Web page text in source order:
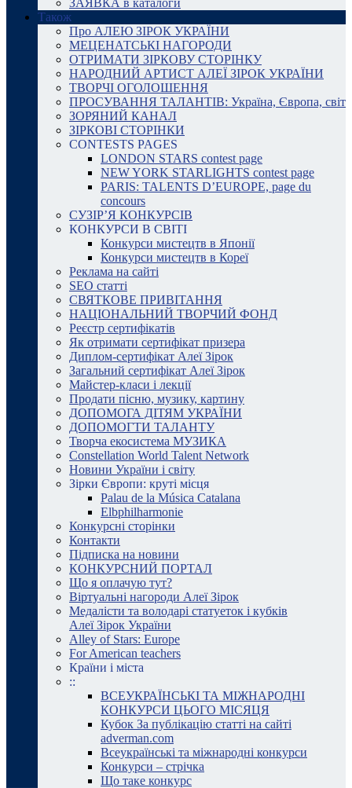
ЗАЯВКА в каталоги
Також
Про АЛЕЮ ЗІРОК УКРАЇНИ
МЕЦЕНАТСЬКІ НАГОРОДИ
ОТРИМАТИ ЗІРКОВУ СТОРІНКУ
НАРОДНИЙ АРТИСТ АЛЕЇ ЗІРОК УКРАЇНИ
ТВОРЧІ ОГОЛОШЕННЯ
ПРОСУВАННЯ ТАЛАНТІВ: Україна, Європа, світ
ЗОРЯНИЙ КАНАЛ
ЗІРКОВІ СТОРІНКИ
CONTESTS PAGES
LONDON STARS contest page
NEW YORK STARLIGHTS contest page
PARIS: TALENTS D’EUROPE, page du
concours
СУЗІР’Я КОНКУРСІВ
КОНКУРСИ В СВІТІ
Конкурси мистецтв в Японії
Конкурси мистецтв в Кореї
Реклама на сайті
SEO статті
СВЯТКОВЕ ПРИВІТАННЯ
НАЦІОНАЛЬНИЙ ТВОРЧИЙ ФОНД
Реєстр сертифікатів
Як отримати сертифікат призера
Диплом-сертифікат Алеї Зірок
Загальний сертифікат Алеї Зірок
Майстер-класи і лекції
Продати пісню, музику, картину
ДОПОМОГА ДІТЯМ УКРАЇНИ
ДОПОМОГТИ ТАЛАНТУ
Творча екосистема МУЗИКА
Constellation World Talent Network
Новини України і світу
Зірки Європи: круті місця
Palau de la Música Catalana
Elbphilharmonie
Конкурсні сторінки
Контакти
Підписка на новини
КОНКУРСНИЙ ПОРТАЛ
Що я оплачую тут?
Віртуальні нагороди Алеї Зірок
Медалісти та володарі статуеток і кубків
Алеї Зірок України
Alley of Stars: Europe
For American teachers
Країни і міста
::
ВСЕУКРАЇНСЬКІ ТА МІЖНАРОДНІ
КОНКУРСИ ЦЬОГО МІСЯЦЯ
Кубок За публікацію статті на сайті
adverman.com
Всеукраїнські та міжнародні конкурси
Конкурси – стрічка
Що таке конкурс